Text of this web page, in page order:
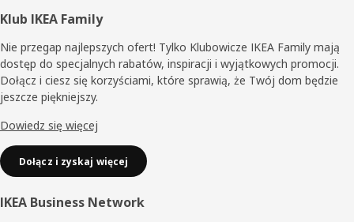
Stopka
Klub IKEA Family
Nie przegap najlepszych ofert! Tylko Klubowicze IKEA Family mają
dostęp do specjalnych rabatów, inspiracji i wyjątkowych promocji.
Dołącz i ciesz się korzyściami, które sprawią, że Twój dom będzie
jeszcze piękniejszy.
Dowiedz się więcej
Dołącz i zyskaj więcej
IKEA Business Network